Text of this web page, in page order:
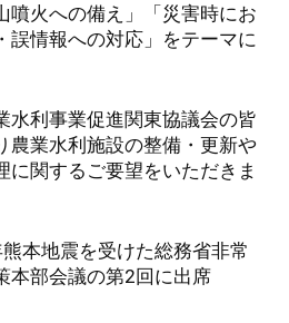
噴火への備え」「災害時にお
誤情報への対応」をテーマに
水利事業促進関東協議会の皆
農業水利施設の整備・更新や
に関するご要望をいただきま
本地震を受けた総務省非常
本部会議の第2回に出席